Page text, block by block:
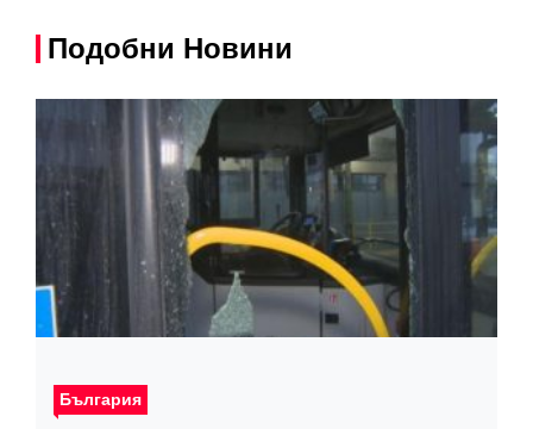
Подобни Новини
България